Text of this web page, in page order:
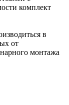
комплект
в
от
монтажа